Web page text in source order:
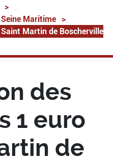
>
Maritime
>
Martin de Boscherville
des
1 euro
de